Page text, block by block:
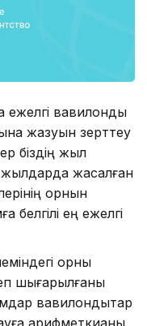
вавилондық
жазуын зерттеу
біздің жыл
жылдарда жасалған
орнын
белгілі ең ежелгі
орны
шығарылғаны
вавилондықтар
арифметкианы